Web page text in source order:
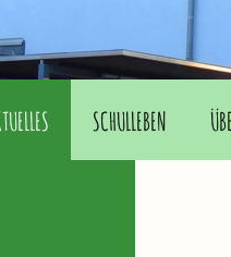
SCHULLEBEN